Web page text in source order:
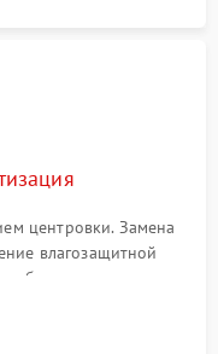
центровки. Замена
влагозащитной
объема прицела
запотевания оптики